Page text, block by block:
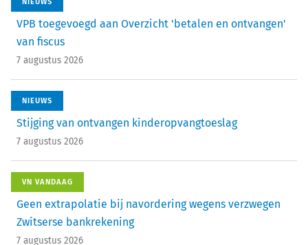
VPB toegevoegd aan Overzicht 'betalen en ontvangen'
van fiscus
7 augustus 2026
NIEUWS
Stijging van ontvangen kinderopvangtoeslag
7 augustus 2026
VN VANDAAG
Geen extrapolatie bij navordering wegens verzwegen
Zwitserse bankrekening
7 augustus 2026